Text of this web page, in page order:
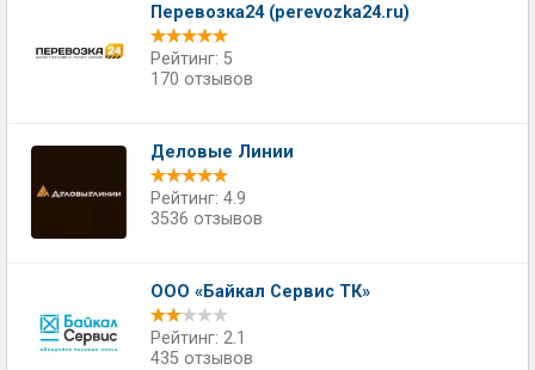
Перевозка24 (perevozka24.ru)
Рейтинг: 5
170 отзывов
Деловые Линии
Рейтинг: 4.9
3536 отзывов
ООО «Байкал Сервис ТК»
Рейтинг: 2.1
435 отзывов